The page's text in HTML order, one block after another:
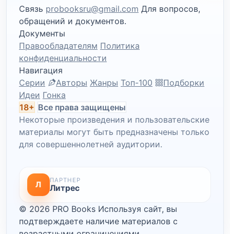
Связь probooksru@gmail.com Для вопросов,
обращений и документов.
Документы
Правообладателям Политика
конфиденциальности
Навигация
Серии
Авторы Жанры Топ-100
Подборки
Идеи Гонка
18+ Все права защищены
Некоторые произведения и пользовательские
материалы могут быть предназначены только
для совершеннолетней аудитории.
Л ПАРТНЕР
Литрес
© 2026 PRO Books Используя сайт, вы
подтверждаете наличие материалов с